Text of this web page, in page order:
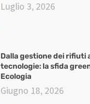
Luglio 3, 2026
Dalla gestione dei rifiuti
tecnologie: la sfida
Ecologia
Giugno 18, 2026